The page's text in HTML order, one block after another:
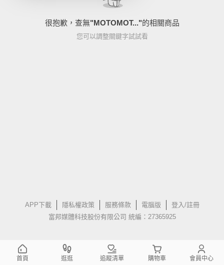
很抱歉，查無"MOTOMOT..."的相關商品
您可以調整關鍵字試試看
APP下載 隱私權政策 服務條款 電腦版
登入/註冊
富邦媒體科技股份有限公司 統編：27365925
首頁 逛逛 追蹤清單 購物車 會員中心